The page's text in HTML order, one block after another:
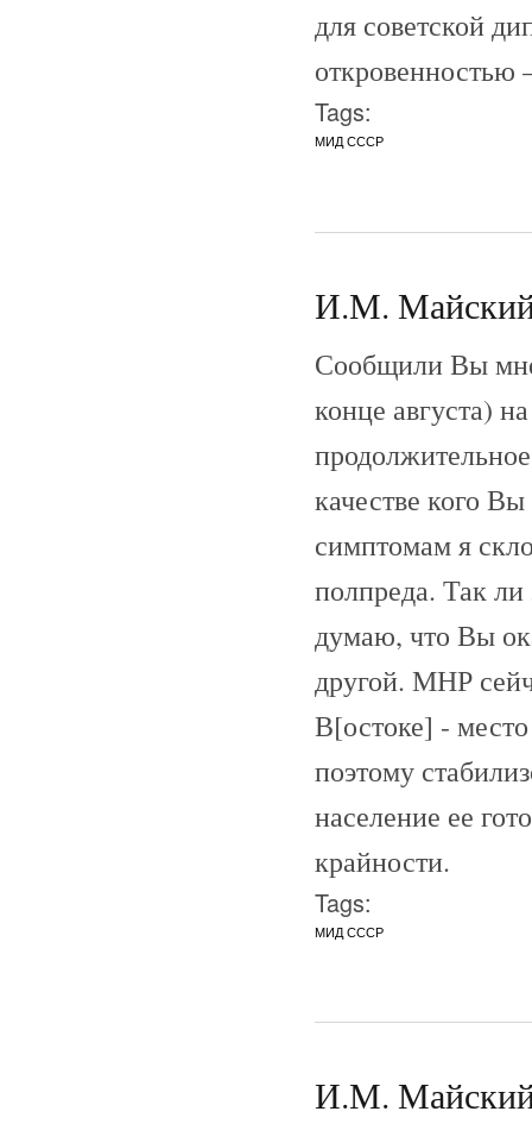
для советской
Tags:
МИД СССР
И.М. Майский
Сообщили Вы
конце августа)
качестве кого
симптомам я
полпреда. Так
думаю, что Вы
другой. МНР
В[остоке] -
поэтому
население ее
крайности.
Tags:
МИД СССР
И.М. Майский